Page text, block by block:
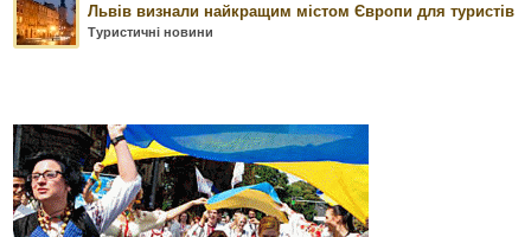
Львів визнали найкращим містом Європи для туристів
Туристичні новини